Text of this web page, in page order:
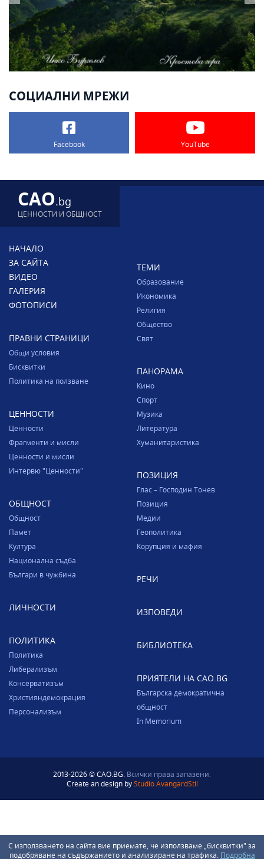
С използването на сайта вие приемате, че използваме „бисквитки" за
подобряване на съдържанието и анализиране на трафика. Подробна
СОЦИАЛНИ МРЕЖИ
Facebook YouTube
CAO.bg
ЦЕННОСТИ И ОБЩНОСТ
НАЧАЛО
ЗА САЙТА
ВИДЕО
ГАЛЕРИЯ
ФОТОПИСИ
ПРАВНИ СТРАНИЦИ
Общи условия
Бисквитки
Политика на ползване
ЦЕННОСТИ
Ценности
Фрагменти и мисли
Ценности и мисли
Интервю "Ценности"
ОБЩНОСТ
Общност
Памет
Култура
Национална съдба
Българи в чужбина
ЛИЧНОСТИ
ПОЛИТИКА
Политика
Либерализъм
Консерватизъм
Християндемокрация
Персонализъм
ТЕМИ
Образование
Икономика
Религия
Общество
Свят
ПАНОРАМА
Кино
Спорт
Музика
Литература
Хуманитаристика
ПОЗИЦИЯ
Глас – Господин Тонев
Позиция
Медии
Геополитика
Корупция и мафия
РЕЧИ
ИЗПОВЕДИ
БИБЛИОТЕКА
ПРИЯТЕЛИ НА CAO.BG
Българска демократична
общност
In Memorium
2013-2026 © CAO.BG. Всички права запазени.
Create an design byStudio AvangardStil